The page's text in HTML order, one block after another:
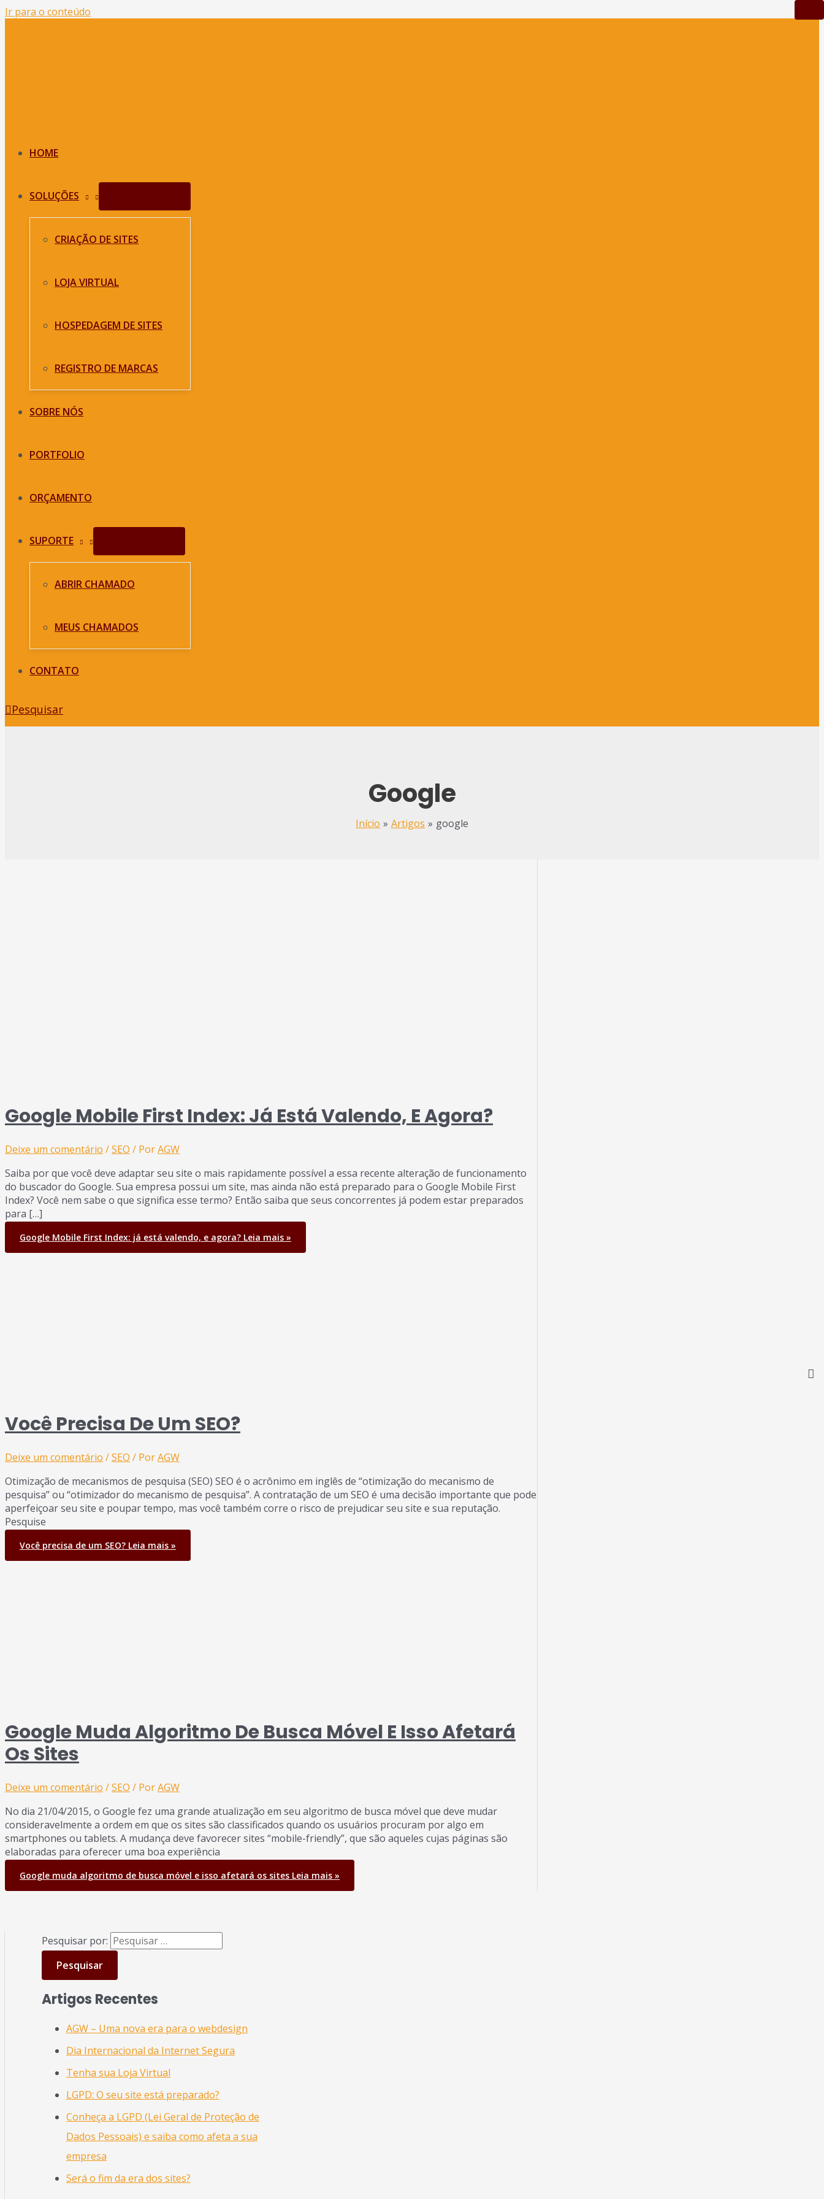
Ir para o conteúdo
HOME
SOLUÇÕES
CRIAÇÃO DE SITES
LOJA VIRTUAL
HOSPEDAGEM DE SITES
REGISTRO DE MARCAS
SOBRE NÓS
PORTFOLIO
ORÇAMENTO
SUPORTE
ABRIR CHAMADO
MEUS CHAMADOS
CONTATO
Pesquisar
Google
Início Artigos google
Google Mobile First Index: Já Está Valendo, E Agora?
Deixe um comentário /SEO / PorAGW
Saiba por que você deve adaptar seu site o mais rapidamente possível a essa recente alteração de funcionamento
do buscador do Google. Sua empresa possui um site, mas ainda não está preparado para o Google Mobile First
Index? Você nem sabe o que significa esse termo? Então saiba que seus concorrentes já podem estar preparados
para […]
Google Mobile First Index: já está valendo, e agora? Leia mais »
Você Precisa De Um SEO?
Deixe um comentário /SEO / PorAGW
Otimização de mecanismos de pesquisa (SEO) SEO é o acrônimo em inglês de “otimização do mecanismo de
pesquisa” ou “otimizador do mecanismo de pesquisa”. A contratação de um SEO é uma decisão importante que pode
aperfeiçoar seu site e poupar tempo, mas você também corre o risco de prejudicar seu site e sua reputação.
Pesquise
Você precisa de um SEO? Leia mais »
Google Muda Algoritmo De Busca Móvel E Isso Afetará
Os Sites
Deixe um comentário /SEO / PorAGW
No dia 21/04/2015, o Google fez uma grande atualização em seu algoritmo de busca móvel que deve mudar
consideravelmente a ordem em que os sites são classificados quando os usuários procuram por algo em
smartphones ou tablets. A mudança deve favorecer sites “mobile-friendly”, que são aqueles cujas páginas são
elaboradas para oferecer uma boa experiência
Google muda algoritmo de busca móvel e isso afetará os sites Leia mais »
Pesquisar por:
Artigos Recentes
AGW – Uma nova era para o webdesign
Dia Internacional da Internet Segura
Tenha sua Loja Virtual
LGPD: O seu site está preparado?
Conheça a LGPD (Lei Geral de Proteção de
Dados Pessoais) e saiba como afeta a sua
empresa
Será o fim da era dos sites?